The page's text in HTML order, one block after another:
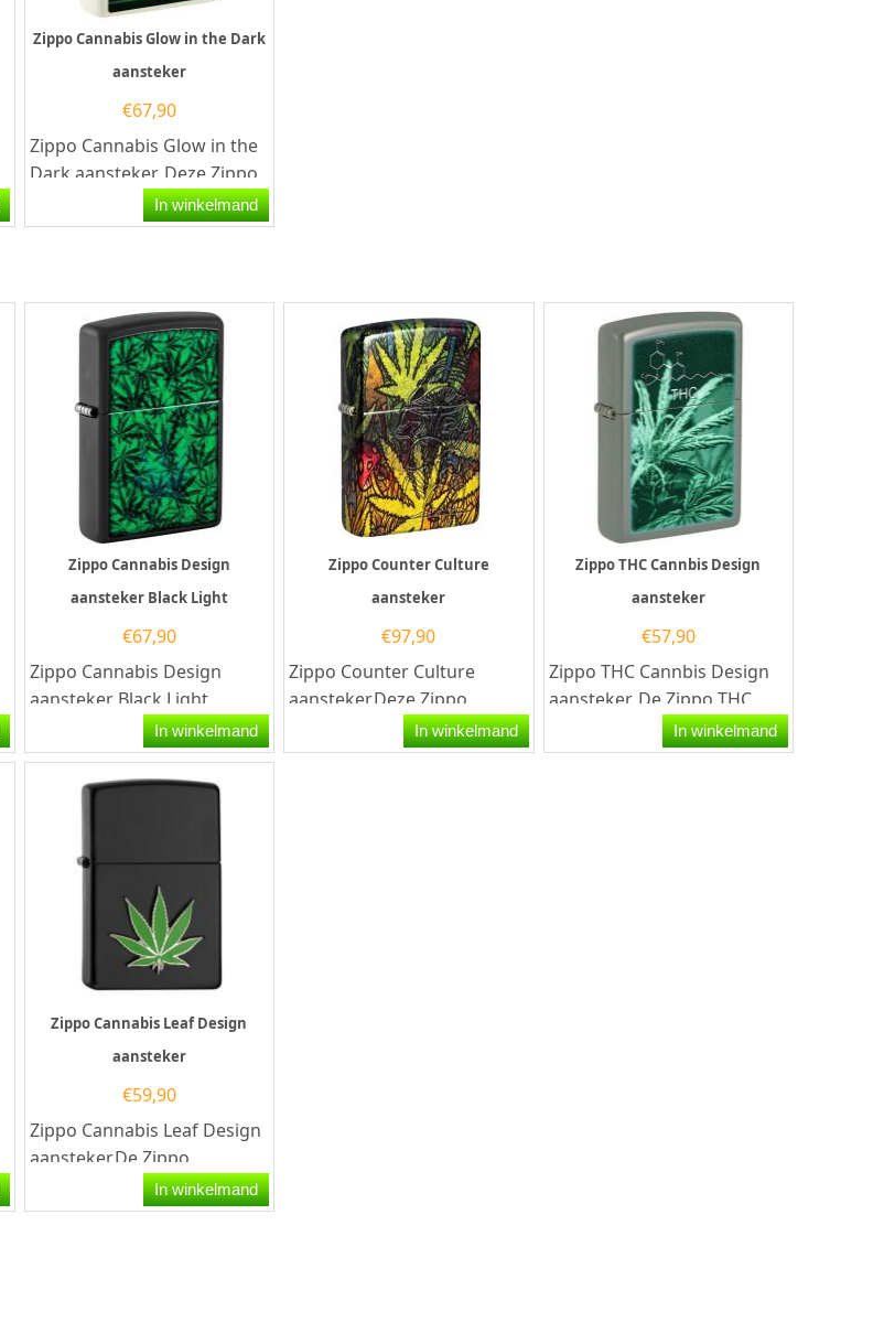
Zippo Cannabis Glow in the Dark
aansteker
€67,90
Zippo Cannabis Glow in the
Dark aansteker. Deze Zippo
aansteker is afgwerkt met
een Glow in the...
In winkelmand
Zippo Cannabis Design
aansteker Black Light
€67,90
Zippo Cannabis Design
aansteker Black Light.
Zwarte Zippo aansteker met
aan de voorzijde een...
In winkelmand
Zippo Counter Culture
aansteker
€97,90
Zippo Counter Culture
aansteker.Deze Zippo
aansteker heeft een
rondom een print van
In winkelmand
Zippo THC Cannbis Design
aansteker
€57,90
Zippo THC Cannbis Design
aansteker. De Zippo THC
Cannbis Design aansteker
heeft een matt...
In winkelmand
Zippo Cannabis Leaf Design
aansteker
€59,90
Zippo Cannabis Leaf Design
aansteker.De Zippo
Cannabis Leaf Design
aansteker heeft een mat
In winkelmand